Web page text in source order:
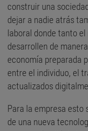
construir una
dejar a nadie atrás
laboral donde tanto
desarrollen de
economía preparada
entre el individuo, el
actualizados
Para la empresa esto
de una nueva